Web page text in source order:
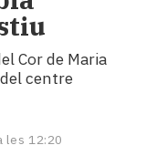
Cor de Maria
centre
les 12:20